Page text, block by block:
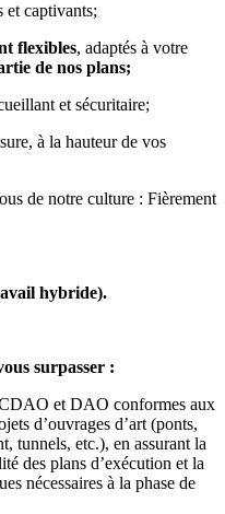
et captivants;
flexibles, adaptés à votre
de nos plans;
et sécuritaire;
à la hauteur de vos
de notre culture : Fièrement
hybride).
surpasser :
et DAO conformes aux
d’ouvrages d’art (ponts,
tunnels, etc.), en assurant la
des plans d’exécution et la
nécessaires à la phase de